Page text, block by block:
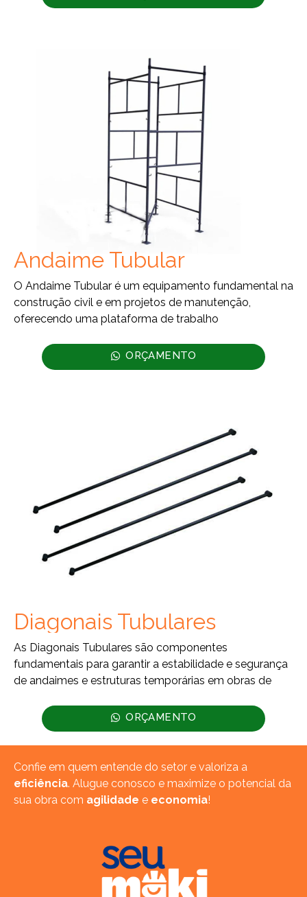
Andaime Tubular
O Andaime Tubular é um equipamento fundamental na
construção civil e em projetos de manutenção,
oferecendo uma plataforma de trabalho
ORÇAMENTO
Diagonais Tubulares
As Diagonais Tubulares são componentes
fundamentais para garantir a estabilidade e segurança
de andaimes e estruturas temporárias em obras de
ORÇAMENTO
Confie em quem entende do setor e valoriza a
eficiência. Alugue conosco e maximize o potencial da
sua obra com agilidade e economia!